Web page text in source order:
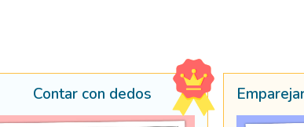
Contar con dedos